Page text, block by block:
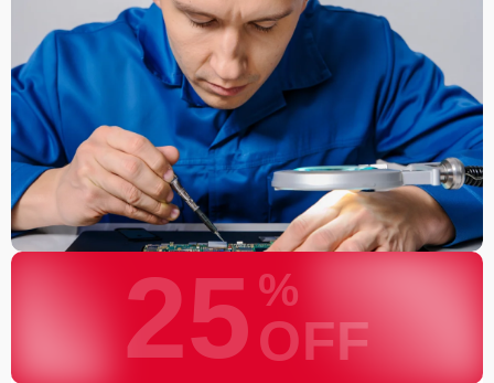
Сервисный центр предоставляет качественную замену датчиков
видеостен, используя только проверенные запчасти и
современные методы ремонта. Мастера обладают богатым
опытом, что позволяет быстро выявлять и устранять
неисправности. Мы гарантируем надёжность оборудования после
выполнения работ и предоставляем гарантию на все
использованные материалы. Обращаясь к нам, вы можете быть
уверены, что ваша техника прослужит долго и без сбоев.
25 %
OFF